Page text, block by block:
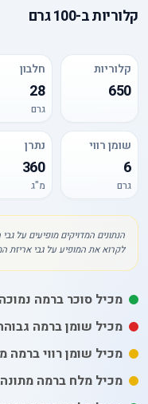
קלוריותב-100 גרם
קלוריות
650
חלבון
28
גרם
שומן רווי
6
גרם
נתרן
360
מ"ג
הנתונים המדויקים מופיעים על
לקרוא את המופיע על גבי אריזת
מכיל סוכר ברמה נמוכה
מכיל שומןברמה
מכיל שומן רוויברמה
מכיל מלח ברמה מתונה